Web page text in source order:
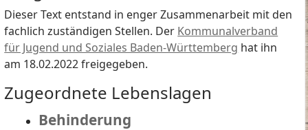
Dieser Text entstand in enger Zusammenarbeit mit den
fachlich zuständigen Stellen. Der Kommunalverband
für Jugend und Soziales Baden-Württemberg hat ihn
am 18.02.2022 freigegeben.
Zugeordnete Lebenslagen
Behinderung